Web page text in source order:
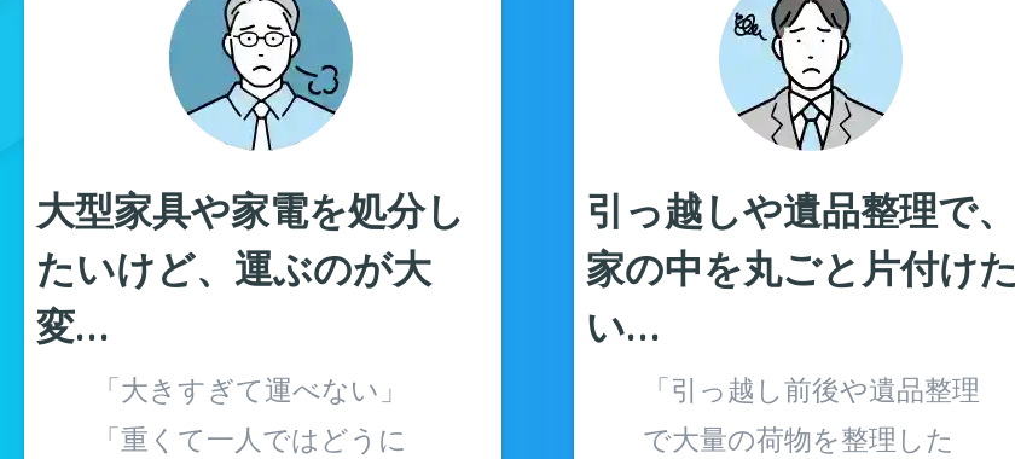
大型家具や家電を処分し
たいけど、運ぶのが大
変…
「大きすぎて運べない」
「重くて一人ではどうに
引っ越しや遺品整理で、
家の中を丸ごと片付けた
い…
「引っ越し前後や遺品整理
で大量の荷物を整理した